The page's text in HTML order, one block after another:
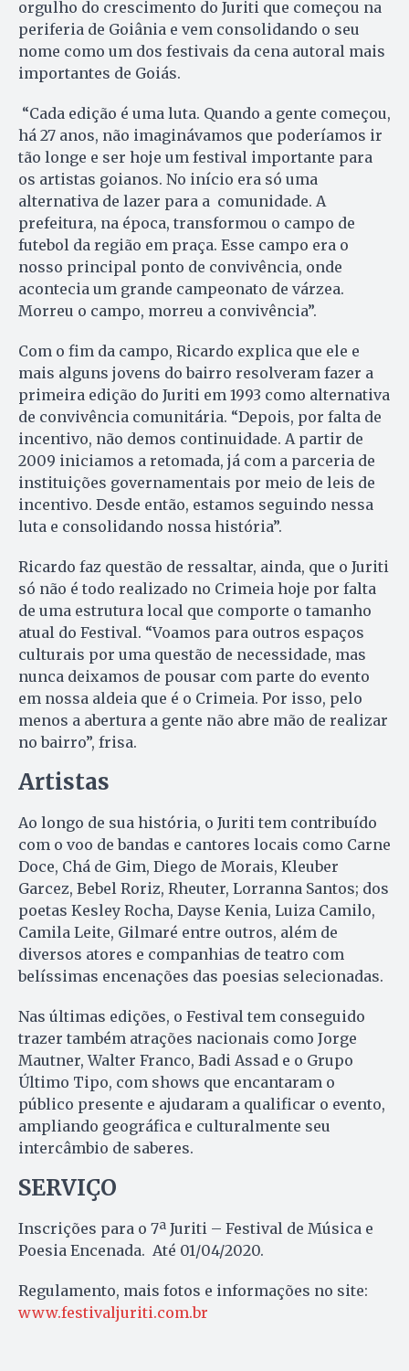
orgulho do crescimento do Juriti que começou na
periferia de Goiânia e vem consolidando o seu
nome como um dos festivais da cena autoral mais
importantes de Goiás.
“Cada edição é uma luta. Quando a gente começou,
há 27 anos, não imaginávamos que poderíamos ir
tão longe e ser hoje um festival importante para
os artistas goianos. No início era só uma
alternativa de lazer para a comunidade. A
prefeitura, na época, transformou o campo de
futebol da região em praça. Esse campo era o
nosso principal ponto de convivência, onde
acontecia um grande campeonato de várzea.
Morreu o campo, morreu a convivência”.
Com o fim da campo, Ricardo explica que ele e
mais alguns jovens do bairro resolveram fazer a
primeira edição do Juriti em 1993 como alternativa
de convivência comunitária. “Depois, por falta de
incentivo, não demos continuidade. A partir de
2009 iniciamos a retomada, já com a parceria de
instituições governamentais por meio de leis de
incentivo. Desde então, estamos seguindo nessa
luta e consolidando nossa história”.
Ricardo faz questão de ressaltar, ainda, que o Juriti
só não é todo realizado no Crimeia hoje por falta
de uma estrutura local que comporte o tamanho
atual do Festival. “Voamos para outros espaços
culturais por uma questão de necessidade, mas
nunca deixamos de pousar com parte do evento
em nossa aldeia que é o Crimeia. Por isso, pelo
menos a abertura a gente não abre mão de realizar
no bairro”, frisa.
Artistas
Ao longo de sua história, o Juriti tem contribuído
com o voo de bandas e cantores locais como Carne
Doce, Chá de Gim, Diego de Morais, Kleuber
Garcez, Bebel Roriz, Rheuter, Lorranna Santos; dos
poetas Kesley Rocha, Dayse Kenia, Luiza Camilo,
Camila Leite, Gilmaré entre outros, além de
diversos atores e companhias de teatro com
belíssimas encenações das poesias selecionadas.
Nas últimas edições, o Festival tem conseguido
trazer também atrações nacionais como Jorge
Mautner, Walter Franco, Badi Assad e o Grupo
Último Tipo, com shows que encantaram o
público presente e ajudaram a qualificar o evento,
ampliando geográfica e culturalmente seu
intercâmbio de saberes.
SERVIÇO
Inscrições para o 7ª Juriti – Festival de Música e
Poesia Encenada. Até 01/04/2020.
Regulamento, mais fotos e informações no site:
www.festivaljuriti.com.br